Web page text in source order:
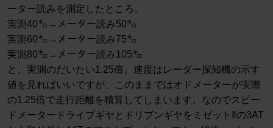
ーター読みを測定したところ、
実測40㌔→メーター読み50㌔
実測60㌔→メーター読み75㌔
実測80㌔→メーター読み105㌔
と、実測のだいたい1.25倍。速度はレーダー探知機の示す
値を見ればいいですが、このままではオドメーターが実際
の1.25倍で走行距離を積算してしまいます。なのでスピー
ドメータードライブギヤとドリブンギヤをミゼットⅡの3AT